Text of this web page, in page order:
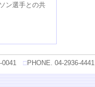
ン選手との共
0041 □PHONE. 04-2936-4441